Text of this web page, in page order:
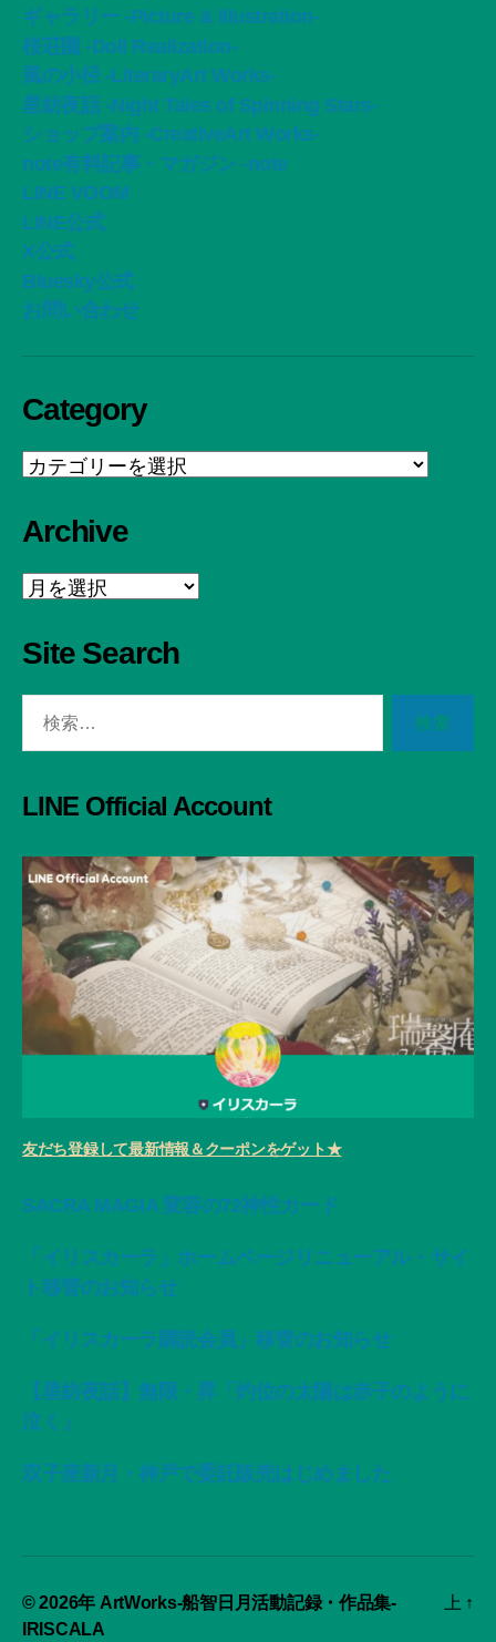
ギャラリー -Picture & Illustration-
桜荘園 -Doll Realization-
風の小径 -LiteraryArt Works-
星紡夜話 -Night Tales of Spinning Stars-
ショップ案内 -CreativeArt Works-
note有料記事・マガジン -note
LINE VOOM
LINE公式
X公式
Bluesky公式
お問い合わせ
Category
Category
Archive
Archive
Site Search
LINE Official Account
友だち登録して最新情報＆クーポンをゲット★
SACRA MAGIA 変容の72神性カード
「イリスカーラ」ホームページリニューアル・サイ
ト移管のお知らせ
「イリスカーラ購読会員」移管のお知らせ
【星紡夜話】無限・昇「灼位の太陽は赤子のように
泣く」
双子座新月・神戸で委託販売はじめました
© 2026年 ArtWorks-船智日月活動記録・作品集-
IRISCALA
上 ↑